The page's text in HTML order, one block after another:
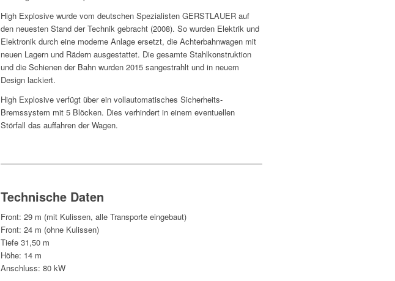
High Explosive wurde vom deutschen Spezialisten GERSTLAUER auf
den neuesten Stand der Technik gebracht (2008). So wurden Elektrik und
Elektronik durch eine moderne Anlage ersetzt, die Achterbahnwagen mit
neuen Lagern und Rädern ausgestattet. Die gesamte Stahlkonstruktion
und die Schienen der Bahn wurden 2015 sangestrahlt und in neuem
Design lackiert.
High Explosive verfügt über ein vollautomatisches Sicherheits-
Bremssystem mit 5 Blöcken. Dies verhindert in einem eventuellen
Störfall das auffahren der Wagen.
Technische Daten
Front: 29 m (mit Kulissen, alle Transporte eingebaut)
Front: 24 m (ohne Kulissen)
Tiefe 31,50 m
Höhe: 14 m
Anschluss: 80 kW